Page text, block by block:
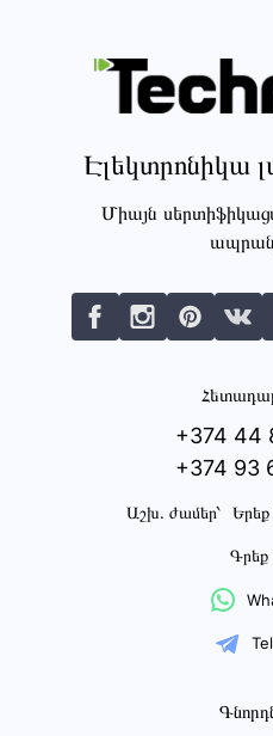
Էլեկտրոնիկա
Միայն
+374 44
+374 93
Աշխ․ ժամեր՝
Գրեք